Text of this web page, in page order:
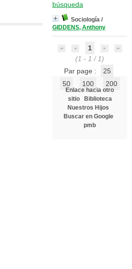
búsqueda
Sociología /
GIDDENS, Anthony
1
(1 - 1 / 1)
Par page :
25
50
100 200
Enlace hacia otro
sitio
Biblioteca
Nuestros Hijos
Buscar en Google
pmb